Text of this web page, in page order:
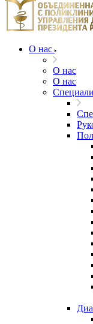
О нас
О нас
О нас